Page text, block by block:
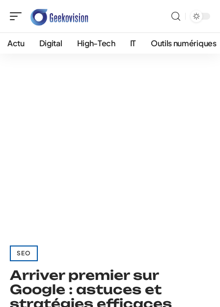
Actu Digital High-Tech IT Outils numériques
SEO
Arriver premier sur
Google : astuces et
stratégies efficaces